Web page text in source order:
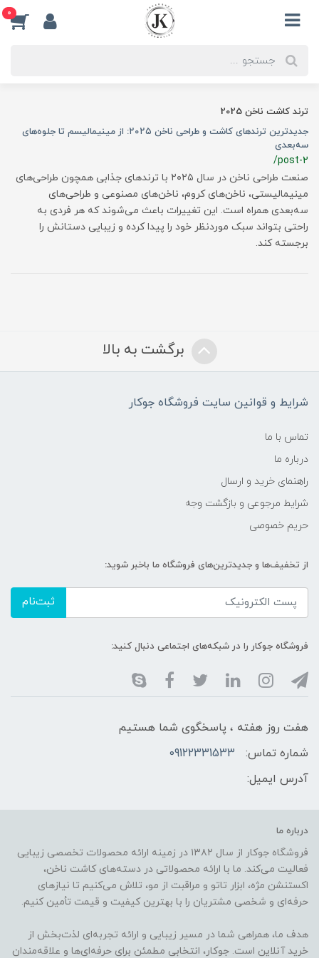
0
ترند کاشت ناخن 2025
جدیدترین ترندهای کاشت و طراحی ناخن ۲۰۲۵: از مینیمالیسم تا جلوه‌های
سه‌بعدی
/post-2
صنعت طراحی ناخن در سال ۲۰۲۵ با ترندهای جذابی همچون طراحی‌های
مینیمالیستی، ناخن‌های کروم، ناخن‌های مصنوعی و طراحی‌های
سه‌بعدی همراه است. این تغییرات باعث می‌شوند که هر فردی به
راحتی بتواند سبک موردنظر خود را پیدا کرده و زیبایی دستانش را
برجسته کند.
برگشت به بالا
شرایط و قوانین سایت فروشگاه جوکار
تماس با ما
درباره ما
راهنمای خرید و ارسال
شرایط مرجوعی و بازگشت وجه
حریم خصوصی
از تخفیف‌ها و جدیدترین‌های فروشگاه ما باخبر شوید:
ثبت‌نام
فروشگاه جوکار را در شبکه‌های اجتماعی دنبال کنید:
هفت روز هفته ، پاسخگوی شما هستیم
شماره تماس:
09122331533
آدرس ایمیل:
درباره ما
فروشگاه جوکار از سال ۱۳۸۲ در زمینه ارائه محصولات تخصصی زیبایی
فعالیت می‌کند. ما با ارائه محصولاتی در دسته‌های کاشت ناخن،
اکستنشن مژه، ابزار تاتو و مراقبت از مو، تلاش می‌کنیم تا نیازهای
حرفه‌ای و شخصی مشتریان را با بهترین کیفیت و قیمت تأمین کنیم.
هدف ما، همراهی شما در مسیر زیبایی و ارائه تجربه‌ای لذت‌بخش از
خرید آنلاین است. جوکار، انتخابی مطمئن برای حرفه‌ای‌ها و علاقه‌مندان